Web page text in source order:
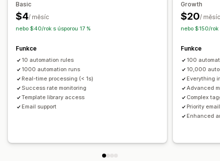
Basic
$4/ měsíc
nebo $40/rok s úsporou 17 %
Funkce
10 automation rules
1000 automation runs
Real-time processing (< 1s)
Success rate monitoring
Template library access
Email support
Growth
$20/ měsíc
nebo $150/rok
Funkce
100
10,000
Everything
Advanced
Complex
Priority
Enhanced